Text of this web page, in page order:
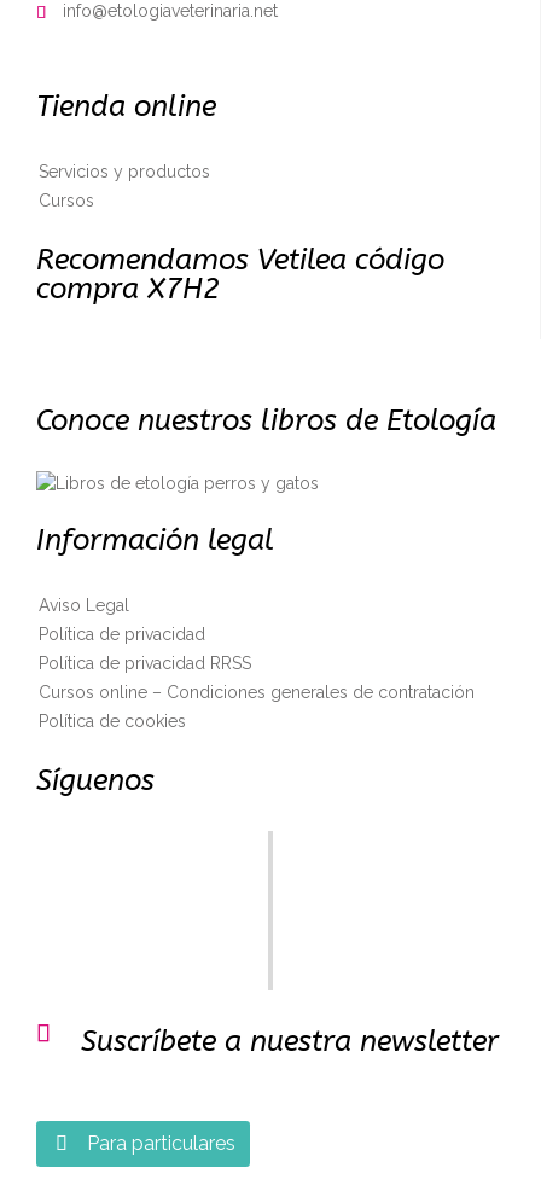
 info@etologiaveterinaria.net
Tienda online
Servicios y productos
Cursos
Recomendamos Vetilea código
compra X7H2
Conoce nuestros libros de Etología
Información legal
Aviso Legal
Política de privacidad
Política de privacidad RRSS
Cursos online – Condiciones generales de contratación
Política de cookies
Síguenos
 Suscríbete a nuestra newsletter
 Para particulares